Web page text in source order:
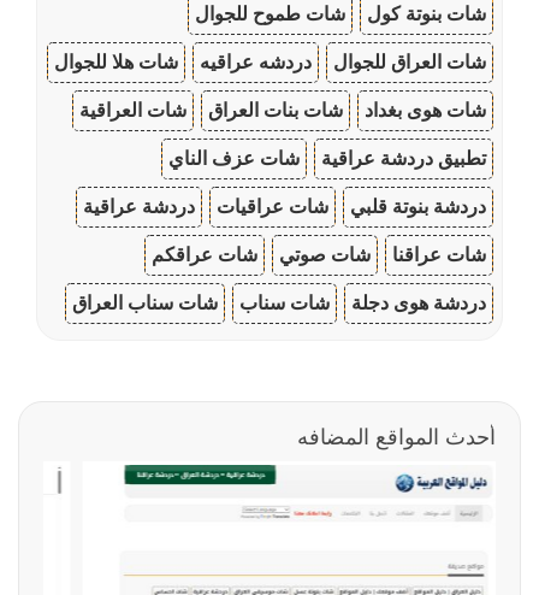
شات بنوتة كول شات طموح للجوال
شات العراق للجوال دردشه عراقيه شات هلا للجوال
شات هوى بغداد شات بنات العراق شات العراقية
تطبيق دردشة عراقية شات عزف الناي
دردشة بنوتة قلبي شات عراقيات دردشة عراقية
شات عراقنا شات صوتي شات عراقكم
دردشة هوى دجلة شات سناب شات سناب العراق
أحدث المواقع المضافه